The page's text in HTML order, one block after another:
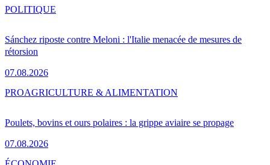
Sánchez riposte contre Meloni : l'Italie menacée de mesures de
rétorsion
07.08.2026
POLITIQUE
Poulets, bovins et ours polaires : la grippe aviaire se propage
07.08.2026
PROAGRICULTURE & ALIMENTATION